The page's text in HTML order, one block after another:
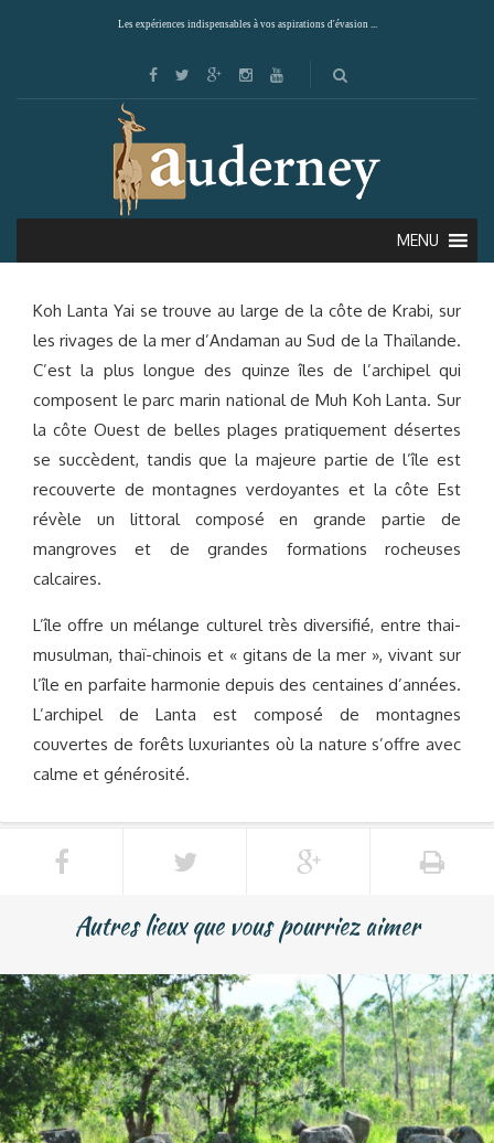
Les expériences indispensables à vos aspirations d'évasion ...
MENU
KOH LANTA
Koh Lanta Yai se trouve au large de la côte de Krabi, sur
les rivages de la mer d’Andaman au Sud de la Thaïlande.
C’est la plus longue des quinze îles de l’archipel qui
composent le parc marin national de Muh Koh Lanta. Sur
la côte Ouest de belles plages pratiquement désertes
se succèdent, tandis que la majeure partie de l’île est
recouverte de montagnes verdoyantes et la côte Est
révèle un littoral composé en grande partie de
mangroves et de grandes formations rocheuses
calcaires.
L’île offre un mélange culturel très diversifié, entre thai-
musulman, thaï-chinois et « gitans de la mer », vivant sur
l’île en parfaite harmonie depuis des centaines d’années.
L’archipel de Lanta est composé de montagnes
couvertes de forêts luxuriantes où la nature s’offre avec
calme et générosité.
Autres lieux que vous pourriez aimer